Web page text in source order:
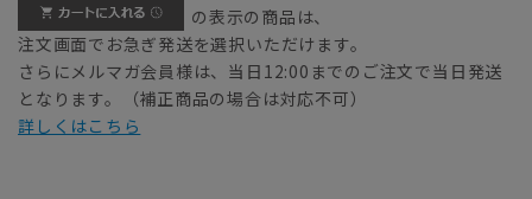
の表示の商品は、
注文画面でお急ぎ発送を選択いただけます。
さらにメルマガ会員様は、当日12:00までのご注文で当日発送
となります。（補正商品の場合は対応不可）
詳しくはこちら